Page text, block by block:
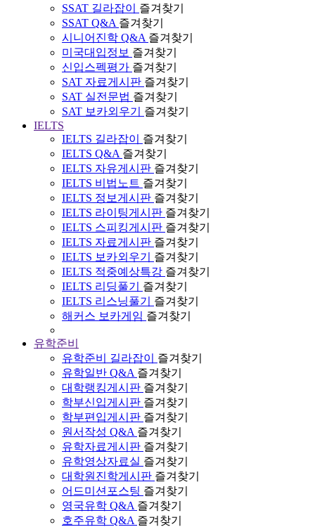
SSAT 길라잡이
즐겨찾기
SSAT Q&A 즐겨찾기
시니어진학 Q&A 즐겨찾기
미국대입정보 즐겨찾기
신입스펙평가 즐겨찾기
SAT 자료게시판 즐겨찾기
SAT 실전문법 즐겨찾기
SAT 보카외우기
즐겨찾기
IELTS
IELTS 길라잡이
즐겨찾기
IELTS Q&A 즐겨찾기
IELTS 자유게시판 즐겨찾기
IELTS 비법노트 즐겨찾기
IELTS 정보게시판 즐겨찾기
IELTS 라이팅게시판 즐겨찾기
IELTS 스피킹게시판 즐겨찾기
IELTS 자료게시판 즐겨찾기
IELTS 보카외우기
즐겨찾기
IELTS 적중예상특강 즐겨찾기
IELTS 리딩풀기
즐겨찾기
IELTS 리스닝풀기
즐겨찾기
해커스 보카게임 즐겨찾기
유학준비
유학준비 길라잡이
즐겨찾기
유학일반 Q&A 즐겨찾기
대학랭킹게시판 즐겨찾기
학부신입게시판 즐겨찾기
학부편입게시판 즐겨찾기
원서작성 Q&A 즐겨찾기
유학자료게시판 즐겨찾기
유학영상자료실 즐겨찾기
대학원진학게시판 즐겨찾기
어드미션포스팅 즐겨찾기
영국유학 Q&A 즐겨찾기
호주유학 Q&A 즐겨찾기